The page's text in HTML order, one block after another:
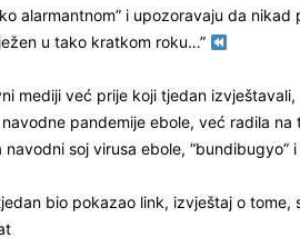
alarmantnom” i upozoravaju da nikad
u tako kratkom roku…”
mediji već prije koji tjedan
pandemije ebole, već radila na
navodni soj virusa ebole, “bundibugyo”
bio pokazao link, izvještaj o tome,